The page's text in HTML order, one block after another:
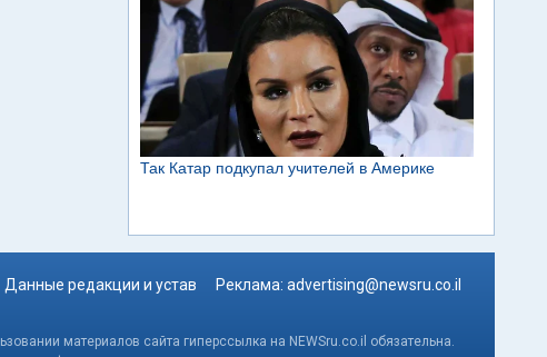
Данные редакции и устав Реклама: advertising@newsru.co.il
материалов сайта гиперссылка на NEWSru.co.il обязательна.